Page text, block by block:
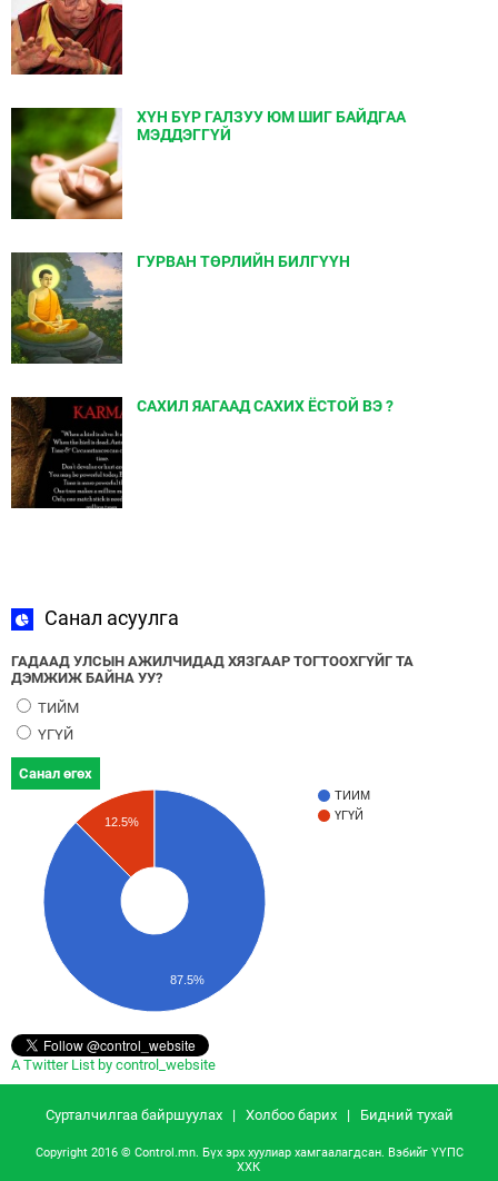
ХҮН БҮР ГАЛЗУУ ЮМ ШИГ БАЙДГАА
МЭДДЭГГҮЙ
ГУРВАН ТӨРЛИЙН БИЛГҮҮН
САХИЛ ЯАГААД САХИХ ЁСТОЙ ВЭ ?
Санал асуулга
ГАДААД УЛСЫН АЖИЛЧИДАД ХЯЗГААР ТОГТООХГҮЙГ ТА
ДЭМЖИЖ БАЙНА УУ?
ТИЙМ
ҮГҮЙ
Санал өгөх
ТИЙМ
ҮГҮЙ
12.5%
87.5%
A Twitter List by control_website
Сурталчилгаа байршуулах| Холбоо барих| Бидний тухай
Copyright 2016 © Control.mn. Бүх эрх хуулиар хамгаалагдсан. Вэбийг ҮҮПС
ХХК